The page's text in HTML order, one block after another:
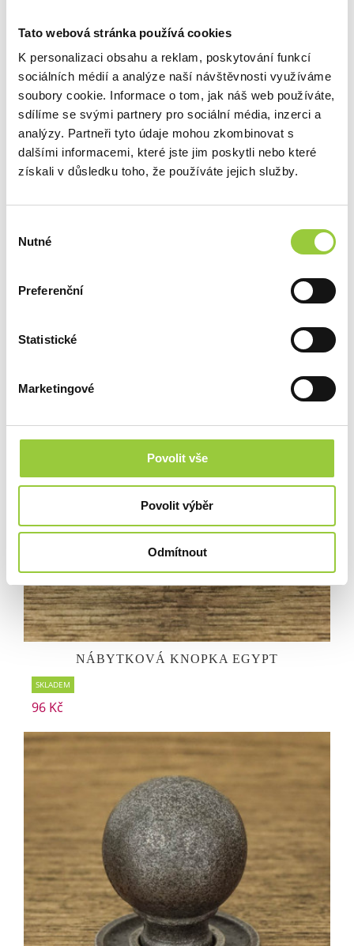
Tato webová stránka používá cookies
K personalizaci obsahu a reklam, poskytování funkcí
sociálních médií a analýze naší návštěvnosti využíváme
soubory cookie. Informace o tom, jak náš web používáte,
sdílíme se svými partnery pro sociální média, inzerci a
analýzy. Partneři tyto údaje mohou zkombinovat s
dalšími informacemi, které jste jim poskytli nebo které
získali v důsledku toho, že používáte jejich služby.
souhlasu
Nutné
Preferenční
Statistické
Marketingové
Povolit vše
Povolit výběr
Odmítnout
SKLADEM
NÁBYTKOVÁ KNOPKA EGYPT
SKLADEM
96 Kč